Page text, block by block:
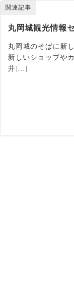
関連記事
丸岡城観光情報
丸岡城のそばに新
新しいショップや
井[...]